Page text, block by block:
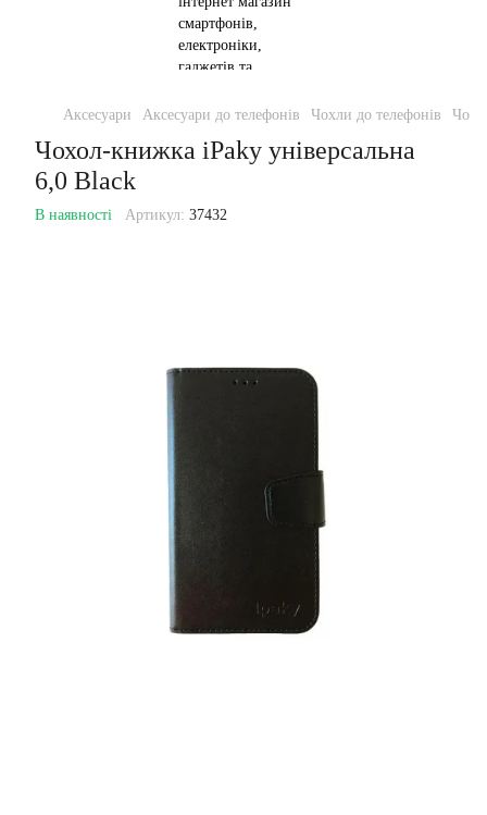
Аксесуари Аксесуари до телефонів Чохли до телефонів
Чохол-книжка iPaky універсальна
6,0 Black
В наявності Артикул: 37432